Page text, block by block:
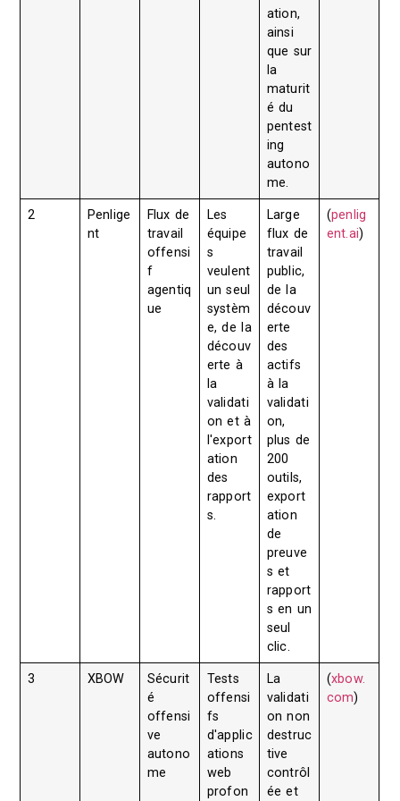
ation,
ainsi
que sur
la
maturit
é du
pentest
ing
autono
me.
2
Penlige
nt
Flux de
travail
offensi
f
agentiq
ue
Les
équipe
s
veulent
un seul
systèm
e, de la
découv
erte à
la
validati
on et à
l'export
ation
des
rapport
s.
Large
flux de
travail
public,
de la
découv
erte
des
actifs
à la
validati
on,
plus de
200
outils,
export
ation
de
preuve
s et
rapport
s en un
seul
clic.
(penlig
ent.ai)
3 XBOW
Sécurit
é
offensi
ve
autono
me
Tests
offensi
fs
d'applic
ations
web
profon
La
validati
on non
destruc
tive
contrôl
ée et
(xbow.
com)